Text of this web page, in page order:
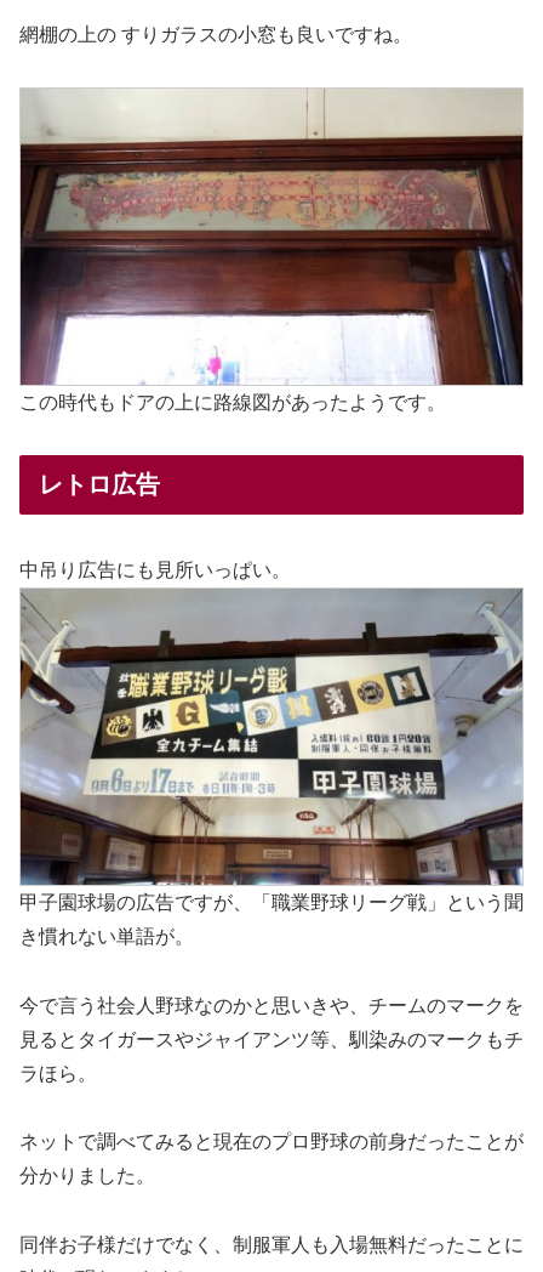
網棚の上の すりガラスの小窓も良いですね。
この時代もドアの上に路線図があったようです。
レトロ広告
中吊り広告にも見所いっぱい。
甲子園球場の広告ですが、「職業野球リーグ戦」という聞
き慣れない単語が。
今で言う社会人野球なのかと思いきや、チームのマークを
見るとタイガースやジャイアンツ等、馴染みのマークもチ
ラほら。
ネットで調べてみると現在のプロ野球の前身だったことが
分かりました。
同伴お子様だけでなく、制服軍人も入場無料だったことに